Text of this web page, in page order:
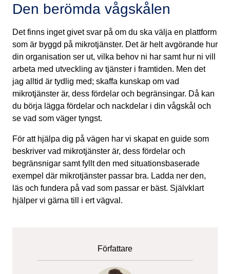
Den berömda vågskålen
Det finns inget givet svar på om du ska välja en plattform
som är byggd på mikrotjänster. Det är helt avgörande hur
din organisation ser ut, vilka behov ni har samt hur ni vill
arbeta med utveckling av tjänster i framtiden. Men det
jag alltid är tydlig med; skaffa kunskap om vad
mikrotjänster är, dess fördelar och begränsingar. Då kan
du börja lägga fördelar och nackdelar i din vågskål och
se vad som väger tyngst.
För att hjälpa dig på vägen har vi skapat en guide som
beskriver vad mikrotjänster är, dess fördelar och
begränsnigar samt fyllt den med situationsbaserade
exempel där mikrotjänster passar bra. Ladda ner den,
läs och fundera på vad som passar er bäst. Självklart
hjälper vi gärna till i ert vägval.
Författare